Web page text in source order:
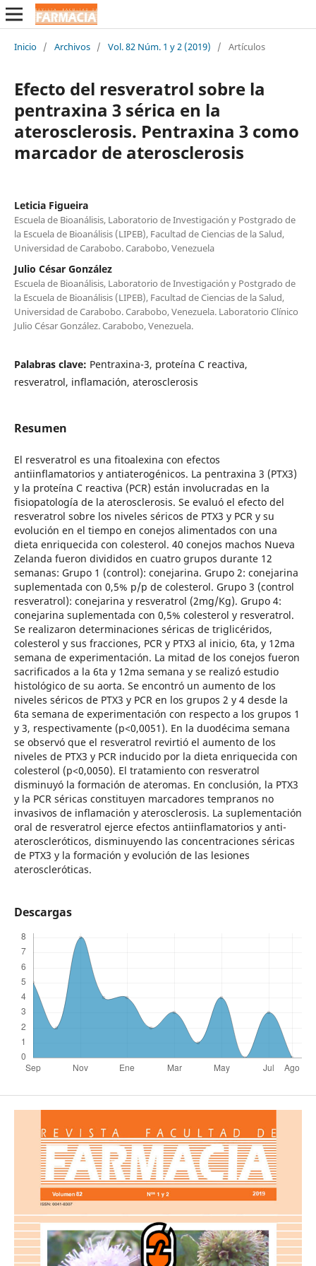
Inicio / Archivos / Vol. 82 Núm. 1 y 2 (2019) / Artículos
Efecto del resveratrol sobre la
pentraxina 3 sérica en la
aterosclerosis. Pentraxina 3 como
marcador de aterosclerosis
Leticia Figueira
Escuela de Bioanálisis, Laboratorio de Investigación y Postgrado de
la Escuela de Bioanálisis (LIPEB), Facultad de Ciencias de la Salud,
Universidad de Carabobo. Carabobo, Venezuela
Julio César González
Escuela de Bioanálisis, Laboratorio de Investigación y Postgrado de
la Escuela de Bioanálisis (LIPEB), Facultad de Ciencias de la Salud,
Universidad de Carabobo. Carabobo, Venezuela. Laboratorio Clínico
Julio César González. Carabobo, Venezuela.
Palabras clave: Pentraxina-3, proteína C reactiva,
resveratrol, inflamación, aterosclerosis
Resumen
El resveratrol es una fitoalexina con efectos
antiinflamatorios y antiaterogénicos. La pentraxina 3 (PTX3)
y la proteína C reactiva (PCR) están involucradas en la
fisiopatología de la aterosclerosis. Se evaluó el efecto del
resveratrol sobre los niveles séricos de PTX3 y PCR y su
evolución en el tiempo en conejos alimentados con una
dieta enriquecida con colesterol. 40 conejos machos Nueva
Zelanda fueron divididos en cuatro grupos durante 12
semanas: Grupo 1 (control): conejarina. Grupo 2: conejarina
suplementada con 0,5% p/p de colesterol. Grupo 3 (control
resveratrol): conejarina y resveratrol (2mg/Kg). Grupo 4:
conejarina suplementada con 0,5% colesterol y resveratrol.
Se realizaron determinaciones séricas de triglicéridos,
colesterol y sus fracciones, PCR y PTX3 al inicio, 6ta, y 12ma
semana de experimentación. La mitad de los conejos fueron
sacrificados a la 6ta y 12ma semana y se realizó estudio
histológico de su aorta. Se encontró un aumento de los
niveles séricos de PTX3 y PCR en los grupos 2 y 4 desde la
6ta semana de experimentación con respecto a los grupos 1
y 3, respectivamente (p<0,0051). En la duodécima semana
se observó que el resveratrol revirtió el aumento de los
niveles de PTX3 y PCR inducido por la dieta enriquecida con
colesterol (p<0,0050). El tratamiento con resveratrol
disminuyó la formación de ateromas. En conclusión, la PTX3
y la PCR séricas constituyen marcadores tempranos no
invasivos de inflamación y aterosclerosis. La suplementación
oral de resveratrol ejerce efectos antiinflamatorios y anti-
ateroscleróticos, disminuyendo las concentraciones séricas
de PTX3 y la formación y evolución de las lesiones
ateroscleróticas.
Descargas